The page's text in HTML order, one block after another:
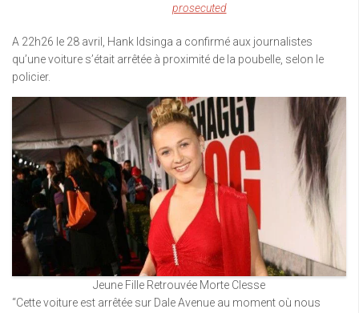
prosecuted
A 22h26 le 28 avril, Hank Idsinga a confirmé aux journalistes
qu’une voiture s’était arrêtée à proximité de la poubelle, selon le
policier.
Jeune Fille Retrouvée Morte Clesse
“Cette voiture est arrêtée sur Dale Avenue au moment où nous